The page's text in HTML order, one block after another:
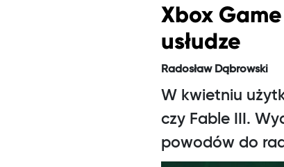
Xbox
usłudze
Radosław Dąbrowski
W kwietniu
czy Fable III.
powodów do